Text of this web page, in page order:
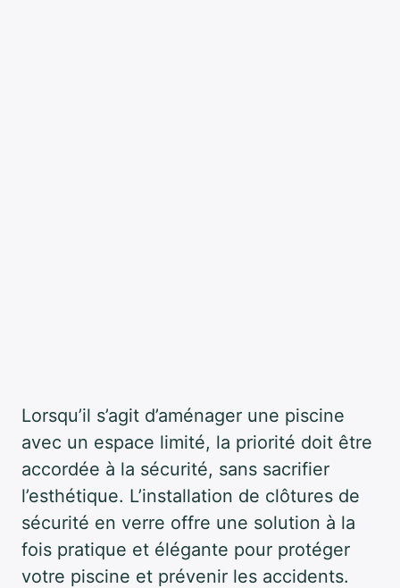
Lorsqu’il s’agit d’aménager une piscine
avec un espace limité, la priorité doit être
accordée à la sécurité, sans sacrifier
l’esthétique. L’installation de clôtures de
sécurité en verre offre une solution à la
fois pratique et élégante pour protéger
votre piscine et prévenir les accidents.